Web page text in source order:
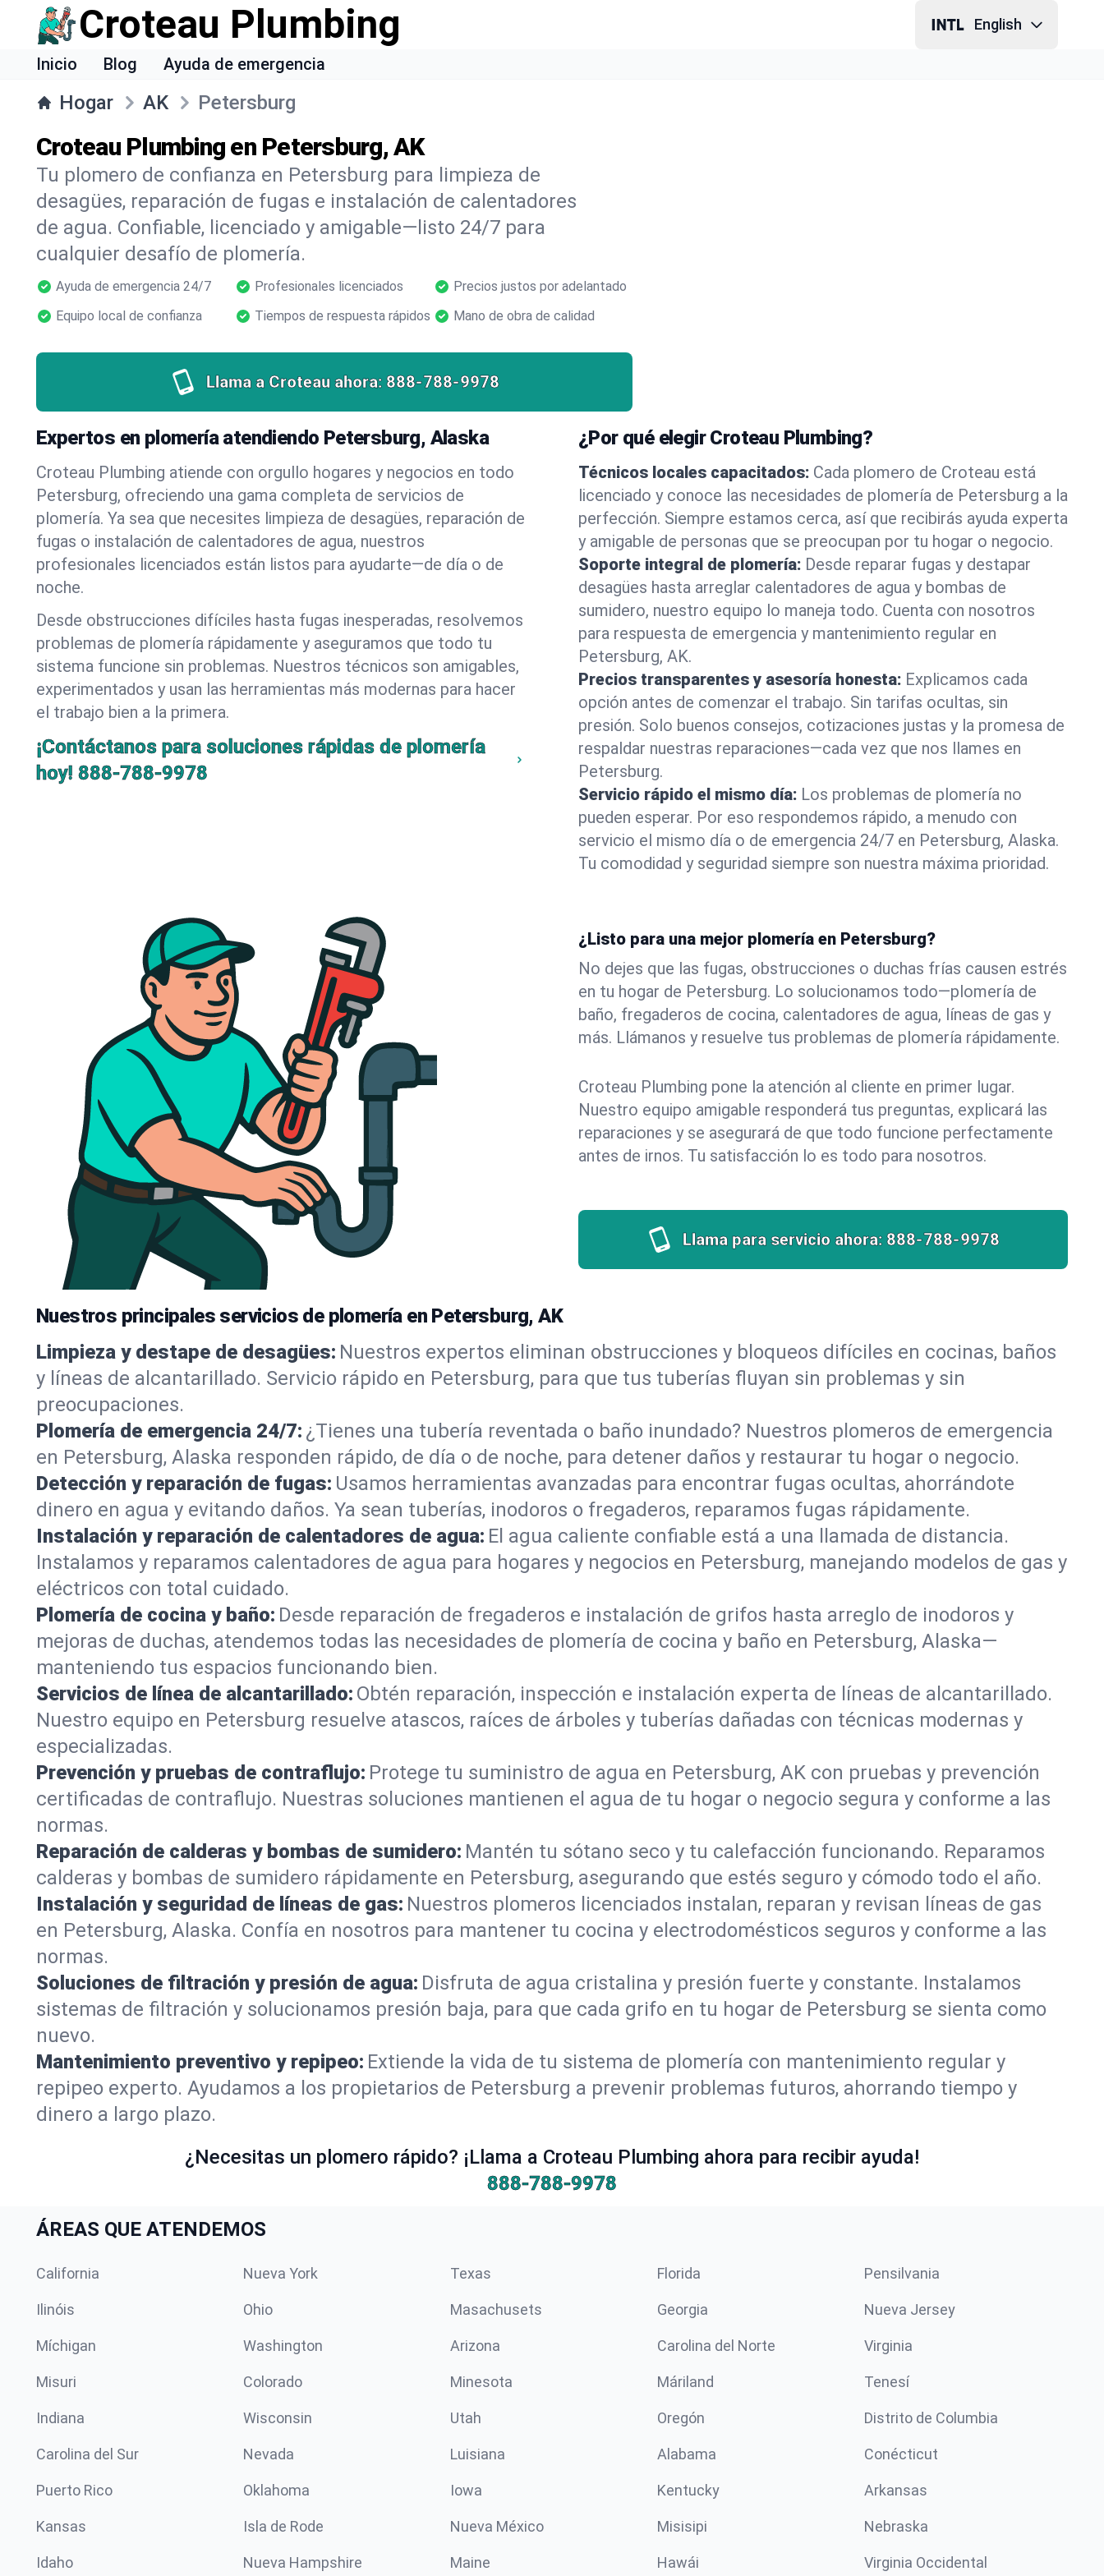
Croteau Plumbing English
Inicio Blog Ayuda de emergencia
Hogar AK Petersburg
Croteau Plumbing en Petersburg, AK
Tu plomero de confianza en Petersburg para limpieza de
desagües, reparación de fugas e instalación de calentadores
de agua. Confiable, licenciado y amigable—listo 24/7 para
cualquier desafío de plomería.
Ayuda de emergencia 24/7 Profesionales licenciados
Precios justos por adelantado
Equipo local de confianza
Tiempos de respuesta rápidos Mano de obra de calidad
Llama a Croteau ahora: 888-788-9978
Expertos en plomería atendiendo Petersburg, Alaska
Croteau Plumbing atiende con orgullo hogares y negocios en todo
Petersburg, ofreciendo una gama completa de servicios de
plomería. Ya sea que necesites limpieza de desagües, reparación de
fugas o instalación de calentadores de agua, nuestros
profesionales licenciados están listos para ayudarte—de día o de
noche.
Desde obstrucciones difíciles hasta fugas inesperadas, resolvemos
problemas de plomería rápidamente y aseguramos que todo tu
sistema funcione sin problemas. Nuestros técnicos son amigables,
experimentados y usan las herramientas más modernas para hacer
el trabajo bien a la primera.
¡Contáctanos para soluciones rápidas de plomería
hoy! 888-788-9978
¿Por qué elegir Croteau Plumbing?
Técnicos locales capacitados: Cada plomero de Croteau está
licenciado y conoce las necesidades de plomería de Petersburg a la
perfección. Siempre estamos cerca, así que recibirás ayuda experta
y amigable de personas que se preocupan por tu hogar o negocio.
Soporte integral de plomería: Desde reparar fugas y destapar
desagües hasta arreglar calentadores de agua y bombas de
sumidero, nuestro equipo lo maneja todo. Cuenta con nosotros
para respuesta de emergencia y mantenimiento regular en
Petersburg, AK.
Precios transparentes y asesoría honesta: Explicamos cada
opción antes de comenzar el trabajo. Sin tarifas ocultas, sin
presión. Solo buenos consejos, cotizaciones justas y la promesa de
respaldar nuestras reparaciones—cada vez que nos llames en
Petersburg.
Servicio rápido el mismo día: Los problemas de plomería no
pueden esperar. Por eso respondemos rápido, a menudo con
servicio el mismo día o de emergencia 24/7 en Petersburg, Alaska.
Tu comodidad y seguridad siempre son nuestra máxima prioridad.
¿Listo para una mejor plomería en Petersburg?
No dejes que las fugas, obstrucciones o duchas frías causen estrés
en tu hogar de Petersburg. Lo solucionamos todo—plomería de
baño, fregaderos de cocina, calentadores de agua, líneas de gas y
más. Llámanos y resuelve tus problemas de plomería rápidamente.
Croteau Plumbing pone la atención al cliente en primer lugar.
Nuestro equipo amigable responderá tus preguntas, explicará las
reparaciones y se asegurará de que todo funcione perfectamente
antes de irnos. Tu satisfacción lo es todo para nosotros.
Llama para servicio ahora: 888-788-9978
Nuestros principales servicios de plomería en Petersburg, AK
Limpieza y destape de desagües: Nuestros expertos eliminan obstrucciones y bloqueos difíciles en cocinas, baños
y líneas de alcantarillado. Servicio rápido en Petersburg, para que tus tuberías fluyan sin problemas y sin
preocupaciones.
Plomería de emergencia 24/7: ¿Tienes una tubería reventada o baño inundado? Nuestros plomeros de emergencia
en Petersburg, Alaska responden rápido, de día o de noche, para detener daños y restaurar tu hogar o negocio.
Detección y reparación de fugas: Usamos herramientas avanzadas para encontrar fugas ocultas, ahorrándote
dinero en agua y evitando daños. Ya sean tuberías, inodoros o fregaderos, reparamos fugas rápidamente.
Instalación y reparación de calentadores de agua: El agua caliente confiable está a una llamada de distancia.
Instalamos y reparamos calentadores de agua para hogares y negocios en Petersburg, manejando modelos de gas y
eléctricos con total cuidado.
Plomería de cocina y baño: Desde reparación de fregaderos e instalación de grifos hasta arreglo de inodoros y
mejoras de duchas, atendemos todas las necesidades de plomería de cocina y baño en Petersburg, Alaska—
manteniendo tus espacios funcionando bien.
Servicios de línea de alcantarillado: Obtén reparación, inspección e instalación experta de líneas de alcantarillado.
Nuestro equipo en Petersburg resuelve atascos, raíces de árboles y tuberías dañadas con técnicas modernas y
especializadas.
Prevención y pruebas de contraflujo: Protege tu suministro de agua en Petersburg, AK con pruebas y prevención
certificadas de contraflujo. Nuestras soluciones mantienen el agua de tu hogar o negocio segura y conforme a las
normas.
Reparación de calderas y bombas de sumidero: Mantén tu sótano seco y tu calefacción funcionando. Reparamos
calderas y bombas de sumidero rápidamente en Petersburg, asegurando que estés seguro y cómodo todo el año.
Instalación y seguridad de líneas de gas: Nuestros plomeros licenciados instalan, reparan y revisan líneas de gas
en Petersburg, Alaska. Confía en nosotros para mantener tu cocina y electrodomésticos seguros y conforme a las
normas.
Soluciones de filtración y presión de agua: Disfruta de agua cristalina y presión fuerte y constante. Instalamos
sistemas de filtración y solucionamos presión baja, para que cada grifo en tu hogar de Petersburg se sienta como
nuevo.
Mantenimiento preventivo y repipeo: Extiende la vida de tu sistema de plomería con mantenimiento regular y
repipeo experto. Ayudamos a los propietarios de Petersburg a prevenir problemas futuros, ahorrando tiempo y
dinero a largo plazo.
¿Necesitas un plomero rápido? ¡Llama a Croteau Plumbing ahora para recibir ayuda!
888-788-9978
ÁREAS QUE ATENDEMOS
California Nueva York Texas Florida Pensilvania
Ilinóis Ohio Masachusets Georgia Nueva Jersey
Míchigan Washington Arizona Carolina del Norte Virginia
Misuri Colorado Minesota Máriland Tenesí
Indiana Wisconsin Utah Oregón Distrito de Columbia
Carolina del Sur Nevada Luisiana Alabama Conécticut
Puerto Rico Oklahoma Iowa Kentucky Arkansas
Kansas Isla de Rode Nueva México Misisipi Nebraska
Idaho Nueva Hampshire Maine Hawái Virginia Occidental